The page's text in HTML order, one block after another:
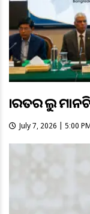
ଭାରତର ଭୁଲ
July 7, 2026 | 5:00